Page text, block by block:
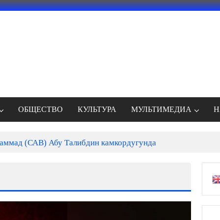
ОБЩЕСТВО КУЛЬТУРА МУЛЬТИМЕДИА
(САВ) Абу Талибдин камкордугунда